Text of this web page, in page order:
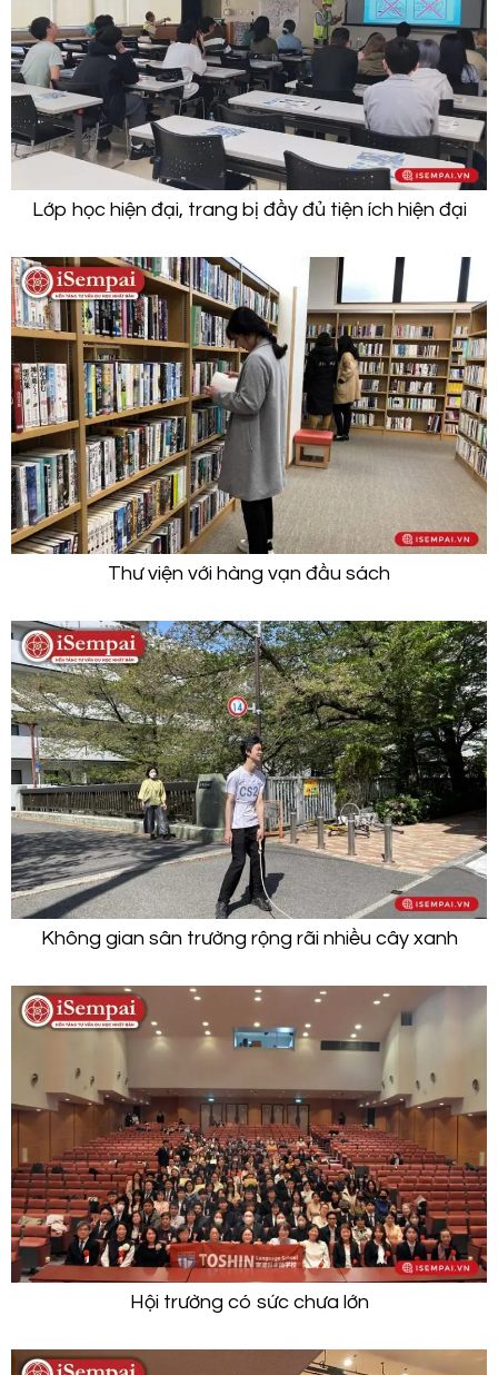
Lớp học hiện đại, trang bị đầy đủ tiện ích hiện đại
Thư viện với hàng vạn đầu sách
Không gian sân trường rộng rãi nhiều cây xanh
Hội trường có sức chưa lớn